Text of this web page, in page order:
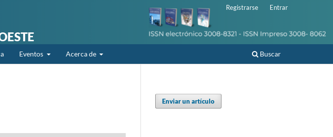
Eventos Acerca de Buscar
Registrarse Entrar
Enviar un artículo